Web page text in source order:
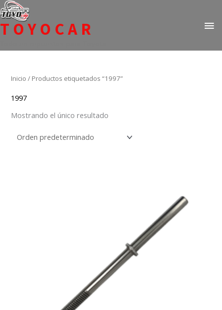
Ir
al
contenido
TOYOCAR
Inicio / Productos etiquetados “1997”
1997
Mostrando el único resultado